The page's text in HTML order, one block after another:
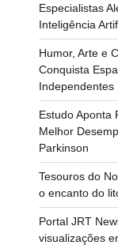
Especialistas
Inteligência
Humor, Arte e
Conquista
Independentes
Estudo Aponta
Melhor
Parkinson
Tesouros do
o encanto do
Portal JRT
visualizações